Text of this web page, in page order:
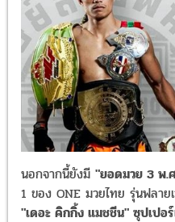
นอกจากนี้ยังมี "ยอดมวย 3 พ.
1 ของ ONE มวยไทย รุ่นฟลา
"เดอะ คิกกิ้ง แมชชีน" ซุปเปอ